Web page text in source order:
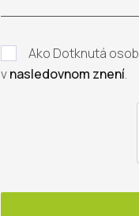
Ako Dotknutá
vnasledovnom znení.